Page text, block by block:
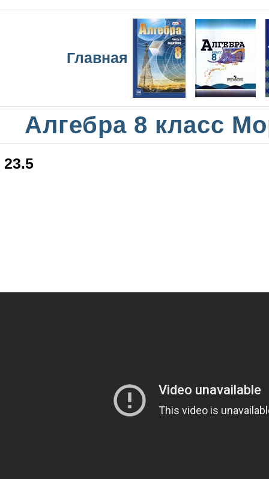
Главная
Алгебра 8 класс
23.5